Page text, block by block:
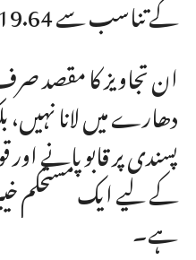
کے تناسب سے 19.64% ہونا چاہیے
ان تجاویز کا مقصد
دھارے میں لانا
پسندی پر قابو پانے اور
کے لیے ایک مستحکم خیبر
ہے۔